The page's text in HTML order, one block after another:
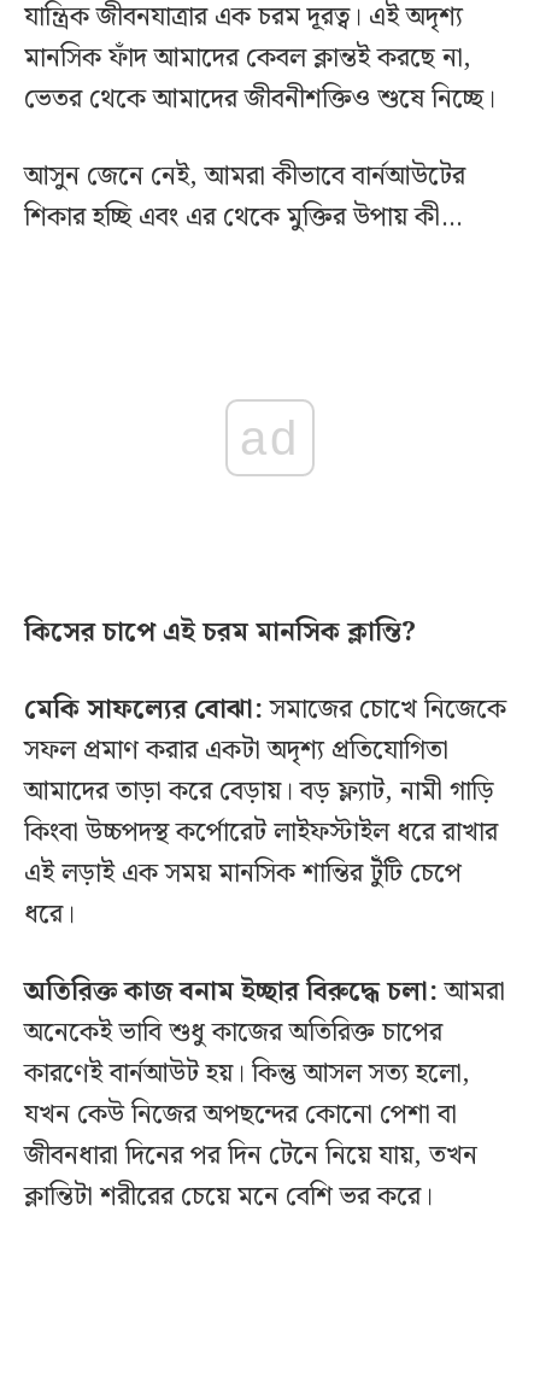
যান্ত্রিক জীবনযাত্রার এক চরম দূরত্ব। এই অদৃশ্য
মানসিক ফাঁদ আমাদের কেবল ক্লান্তই করছে না,
ভেতর থেকে আমাদের জীবনীশক্তিও শুষে নিচ্ছে।
আসুন জেনে নেই, আমরা কীভাবে বার্নআউটের
শিকার হচ্ছি এবং এর থেকে মুক্তির উপায় কী…
ad
কিসের চাপে এই চরম মানসিক ক্লান্তি?
মেকি সাফল্যের বোঝা:সমাজের চোখে নিজেকে
সফল প্রমাণ করার একটা অদৃশ্য প্রতিযোগিতা
আমাদের তাড়া করে বেড়ায়। বড় ফ্ল্যাট, নামী গাড়ি
কিংবা উচ্চপদস্থ কর্পোরেট লাইফস্টাইল ধরে রাখার
এই লড়াই এক সময় মানসিক শান্তির টুঁটি চেপে
ধরে।
অতিরিক্ত কাজ বনাম ইচ্ছার বিরুদ্ধে চলা:আমরা
অনেকেই ভাবি শুধু কাজের অতিরিক্ত চাপের
কারণেই বার্নআউট হয়। কিন্তু আসল সত্য হলো,
যখন কেউ নিজের অপছন্দের কোনো পেশা বা
জীবনধারা দিনের পর দিন টেনে নিয়ে যায়, তখন
ক্লান্তিটা শরীরের চেয়ে মনে বেশি ভর করে।